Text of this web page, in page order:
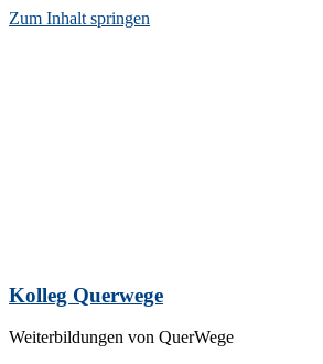
Zum Inhalt springen
Kolleg Querwege
Weiterbildungen von QuerWege